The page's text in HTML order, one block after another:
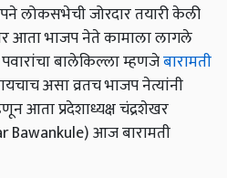
लोकसभेची जोरदार तयारी केली
आता भाजप नेते कामाला लागले
बालेकिल्ला म्हणजेबारामती
असा व्रतच भाजप नेत्यांनी
आता प्रदेशाध्यक्ष चंद्रशेखर
आज बारामती